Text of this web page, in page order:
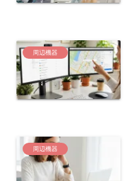
周辺機器
周辺機器